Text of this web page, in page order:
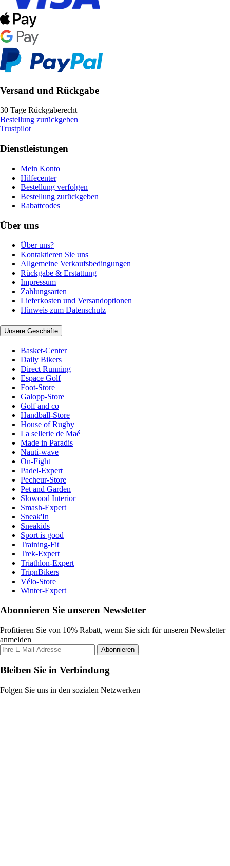
Versand und Rückgabe
30 Tage Rückgaberecht
Bestellung zurückgeben
Trustpilot
Dienstleistungen
Mein Konto
Hilfecenter
Bestellung verfolgen
Bestellung zurückgeben
Rabattcodes
Über uns
Über uns?
Kontaktieren Sie uns
Allgemeine Verkaufsbedingungen
Rückgabe & Erstattung
Impressum
Zahlungsarten
Lieferkosten und Versandoptionen
Hinweis zum Datenschutz
Unsere Geschäfte
Basket-Center
Daily Bikers
Direct Running
Espace Golf
Foot-Store
Galopp-Store
Golf and co
Handball-Store
House of Rugby
La sellerie de Maé
Made in Paradis
Nauti-wave
On-Fight
Padel-Expert
Pecheur-Store
Pet and Garden
Slowood Interior
Smash-Expert
Sneak'In
Sneakids
Sport is good
Training-Fit
Trek-Expert
Triathlon-Expert
TripnBikers
Vélo-Store
Winter-Expert
Abonnieren Sie unseren Newsletter
Profitieren Sie von 10% Rabatt, wenn Sie sich für unseren Newsletter
anmelden
Abonnieren
Bleiben Sie in Verbindung
Folgen Sie uns in den sozialen Netzwerken